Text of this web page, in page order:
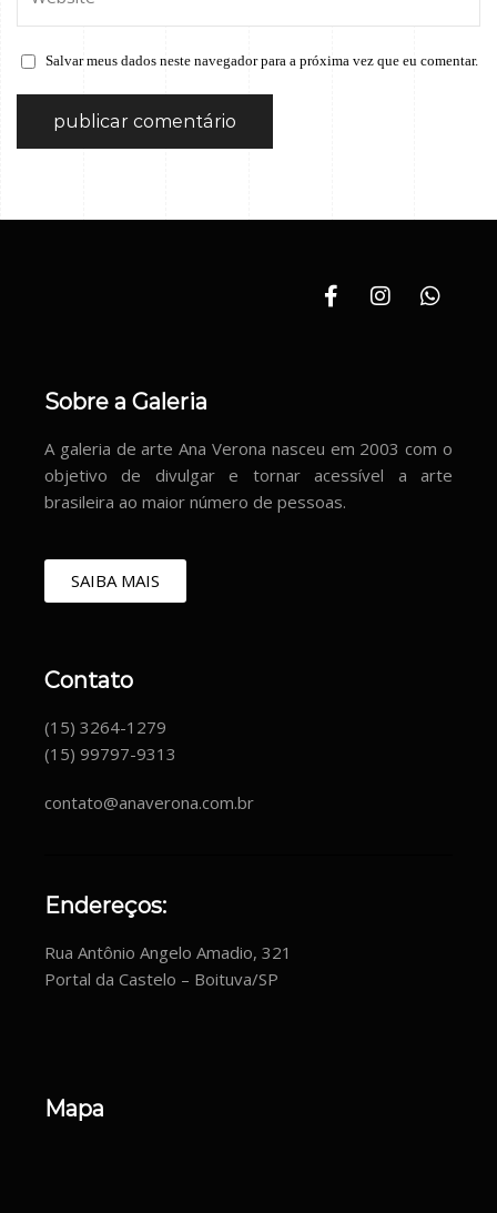
Salvar meus dados neste navegador para a próxima vez que eu comentar.
Sobre a Galeria
A galeria de arte Ana Verona nasceu em 2003 com o
objetivo de divulgar e tornar acessível a arte
brasileira ao maior número de pessoas.
SAIBA MAIS
Contato
(15) 3264-1279
(15) 99797-9313
contato@anaverona.com.br
Endereços:
Rua Antônio Angelo Amadio, 321
Portal da Castelo – Boituva/SP
Mapa